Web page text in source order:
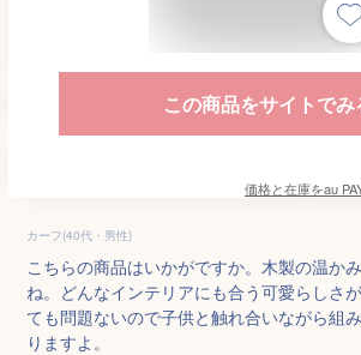
この商品をサイトでみ
価格と在庫をau
カーフ(40代・男性)
こちらの商品はいかがですか。木製の温か
ね。どんなインテリアにも合う可愛らしさ
ても問題ないので子供と触れ合いながら組
りますよ。